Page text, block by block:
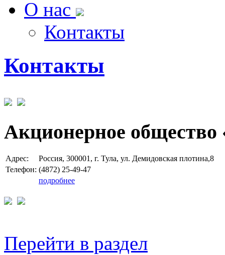
О нас
Контакты
Контакты
Акционерное общество
Адрес:
Россия, 300001, г. Тула, ул. Демидовская плотина,8
Телефон: (4872) 25-49-47
подробнее
Перейти в раздел